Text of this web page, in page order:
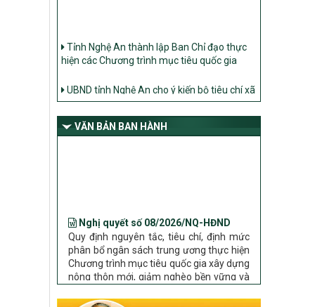
hiện các Chương trình mục tiêu quốc gia
Nông thôn mới
Chỉ thị về đẩy mạnh thực hiện Chương trình
mục tiêu quốc gia xây dựng nông thôn mới,
tỉnh về tình hình thực hiện các Chương trình
mục tiêu quốc gia trên địa bàn
VĂN BẢN BAN HÀNH
Quy định nguyên tắc, tiêu chí, định mức
phân bổ ngân sách trung ương thực hiện
Chương trình mục tiêu quốc gia xây dựng
nông thôn mới, giảm nghèo bền vững và
phát triển kinh tế – xã hội vùng đồng bào
dân tộc thiểu số và miền núi giai đoạn
2026 – 2030 trên địa bàn tỉnh Nghệ An